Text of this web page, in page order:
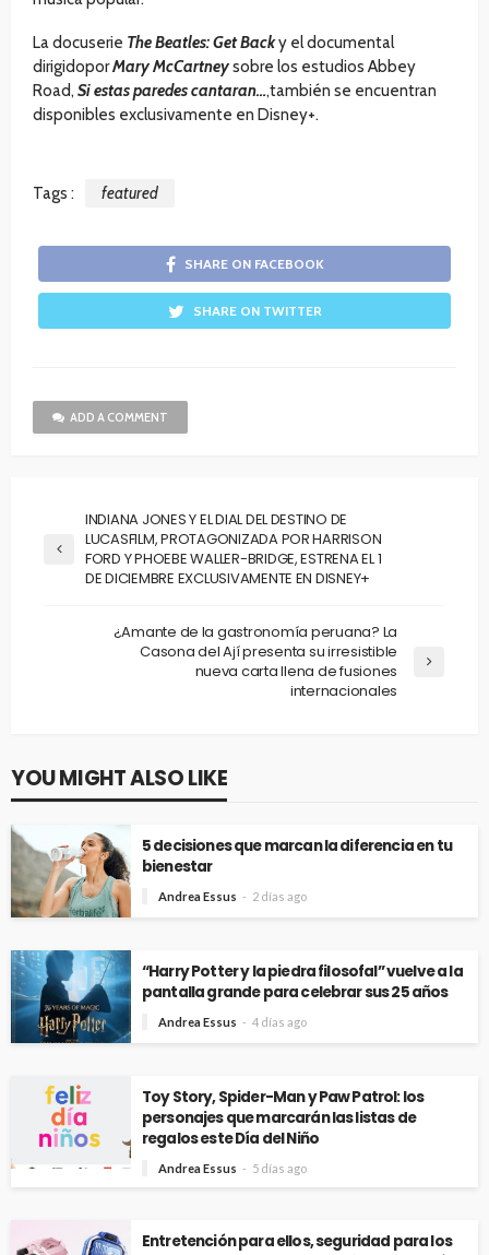
La docuserie The Beatles: Get Backy el documental
dirigidoporMary McCartneysobre los estudios Abbey
Road, Si estas paredes cantaran…,también se encuentran
disponibles exclusivamente en Disney+.
Tags : featured
SHARE ON FACEBOOK
SHARE ON TWITTER
ADD A COMMENT
INDIANA JONES Y EL DIAL DEL DESTINO DE
LUCASFILM, PROTAGONIZADA POR HARRISON
FORD Y PHOEBE WALLER-BRIDGE, ESTRENA EL 1
DE DICIEMBRE EXCLUSIVAMENTE EN DISNEY+
¿Amante de la gastronomía peruana? La
Casona del Ají presenta su irresistible
nueva carta llena de fusiones
internacionales
YOU MIGHT ALSO LIKE
5 decisiones que marcan la diferencia en tu
bienestar
Andrea Essus 2 días ago
“Harry Potter y la piedra filosofal” vuelve a la
pantalla grande para celebrar sus 25 años
Andrea Essus 4 días ago
Toy Story, Spider-Man y Paw Patrol: los
personajes que marcarán las listas de
regalos este Día del Niño
Andrea Essus 5 días ago
Entretención para ellos, seguridad para los